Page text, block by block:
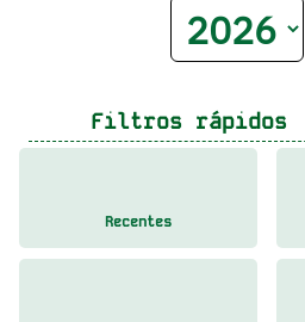
Filtros rápidos
Recentes